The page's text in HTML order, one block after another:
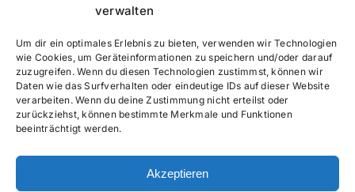
verwalten
Um dir ein optimales Erlebnis zu bieten, verwenden wir Technologien
wie Cookies, um Geräteinformationen zu speichern und/oder darauf
zuzugreifen. Wenn du diesen Technologien zustimmst, können wir
Daten wie das Surfverhalten oder eindeutige IDs auf dieser Website
verarbeiten. Wenn du deine Zustimmung nicht erteilst oder
zurückziehst, können bestimmte Merkmale und Funktionen
beeinträchtigt werden.
Akzeptieren
• BEV Bayerischer Eissportverband
Impressum
Datenschutzerklärung